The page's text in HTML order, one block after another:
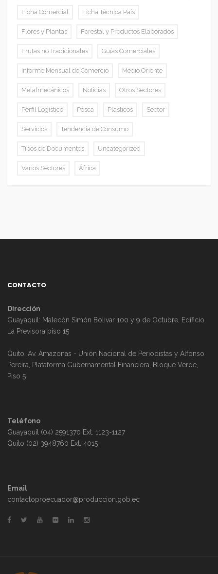
Ficha Comercial Ficha Técnica País
Flores y Plantas Forestal y Productos Elaborados
Frutas no Tradicionales Guías Comerciales
Informe Mensual de Comercio Medio Oriente
Metalmecánicos Noticias Otros Sectores
Perfil Logístico Pesca Plasticos Sector
Servicios Tendencia de Consumo
Tipos de Documentos Uncategorized
Varios Sectores África
CONTACTO
Dirección
Guayaquil: Malecón Simón Bolivar 100 y 9 de Octubre, Edificio
La Previsora piso 15
Quito: Av. Amazonas - Unión Nacional de Periodistas y Alfonso
Pereira, Plataforma Gubernamental Financiera, Bloque Verde,
Piso 5
Teléfono
Guayaquil (04) 2591370 Ext. 1123-1127
Quito (02) 3948760 Ext. 4015
Email
contactoproecuador@produccion.gob.ec